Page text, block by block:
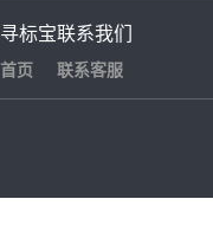
寻标宝
首页
联系我们
联系客服